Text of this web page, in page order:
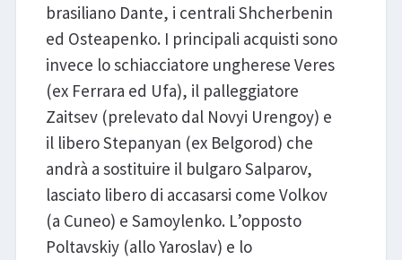
brasiliano Dante, i centrali Shcherbenin
ed Osteapenko. I principali acquisti sono
invece lo schiacciatore ungherese Veres
(ex Ferrara ed Ufa), il palleggiatore
Zaitsev (prelevato dal Novyi Urengoy) e
il libero Stepanyan (ex Belgorod) che
andrà a sostituire il bulgaro Salparov,
lasciato libero di accasarsi come Volkov
(a Cuneo) e Samoylenko. L’opposto
Poltavskiy (allo Yaroslav) e lo